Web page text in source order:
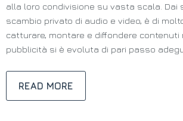
alla loro condivisione su vasta scala. Dai
scambio privato di audio e video, è di
catturare, montare e diffondere contenuti
pubblicità si è evoluta di pari passo
READ MORE